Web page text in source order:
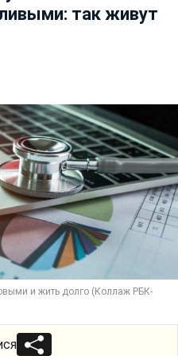
так живут
и жить долго (Коллаж РБК-